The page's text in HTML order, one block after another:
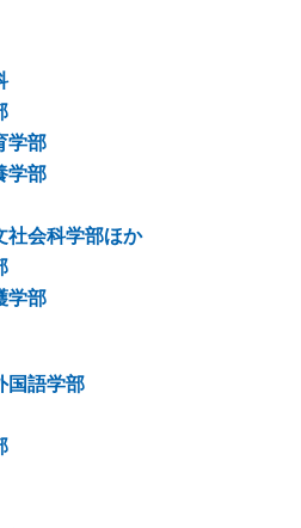
学部
学部
社会科学部ほか
学部
国語学部